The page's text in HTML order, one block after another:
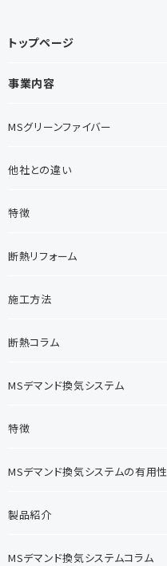
トップページ
事業内容
MSグリーンファイバー
他社との違い
特徴
断熱リフォーム
施工方法
断熱コラム
MSデマンド換気システム
特徴
MSデマンド換気システムの有用性
製品紹介
MSデマンド換気システムコラム